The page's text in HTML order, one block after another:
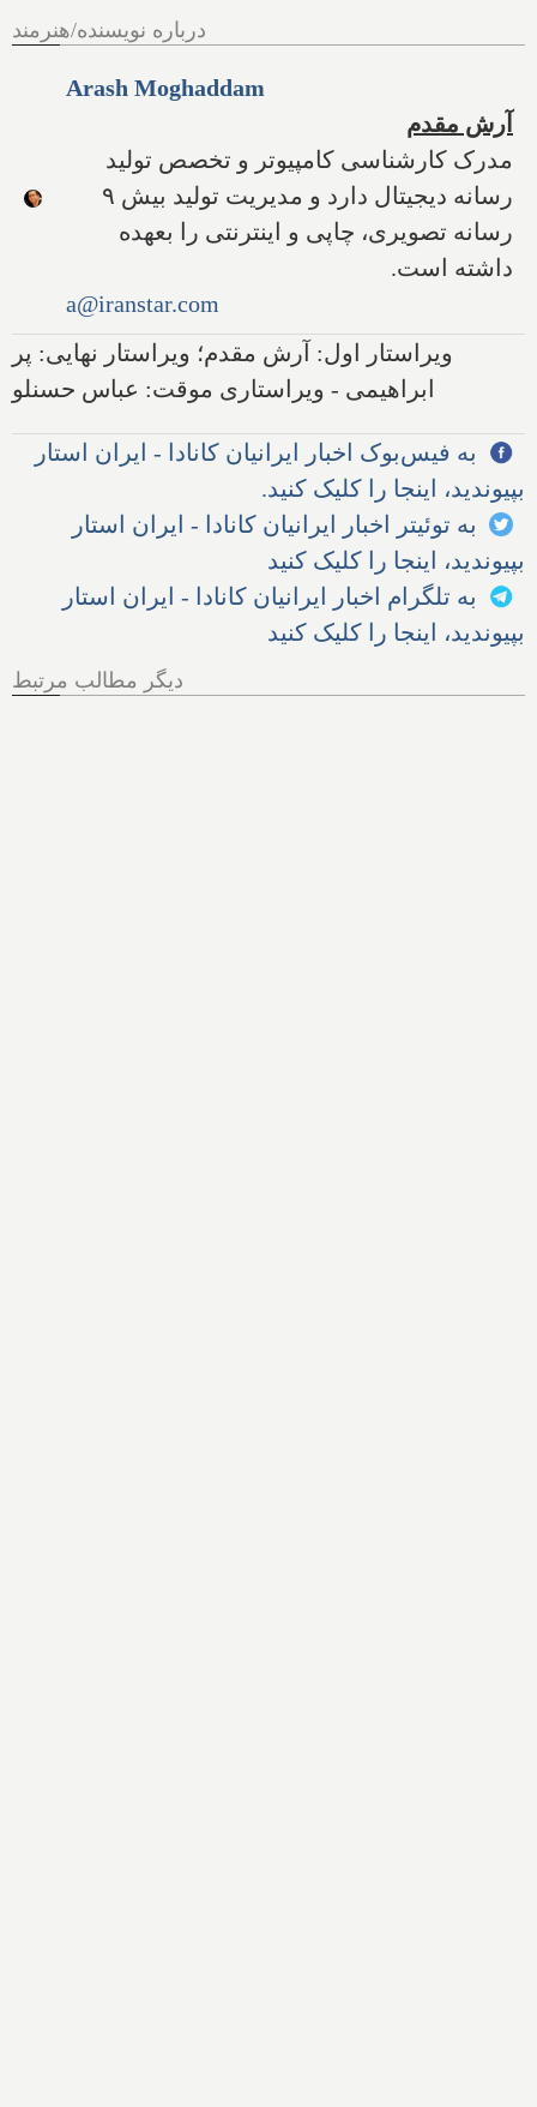
درباره نویسنده/هنرمند
Arash Moghaddam
آرش مقدم
مدرک کارشناسی کامپیوتر و تخصص تولید
رسانه دیجیتال دارد و مدیریت تولید بیش ۹
رسانه تصویری، چاپی و اینترنتی را بعهده
داشته است.
a@iranstar.com
ویراستار اول: آرش مقدم؛ ویراستار نهایی: پر
ابراهیمی - ویراستاری موقت: عباس حسنلو
به فیس‌بوک اخبار ایرانیان کانادا - ایران استار
بپیوندید، اینجا را کلیک کنید.
به توئیتر اخبار ایرانیان کانادا - ایران استار
بپیوندید، اینجا را کلیک کنید
به تلگرام اخبار ایرانیان کانادا - ایران استار
بپیوندید، اینجا را کلیک کنید
دیگر مطالب مرتبط